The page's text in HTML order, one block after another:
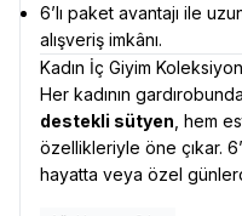
6’lı paket avantajı ile
alışveriş imkânı.
Kadın İç Giyim
Her kadının
destekli sütyen , hem
özellikleriyle öne çıkar.
hayatta veya özel